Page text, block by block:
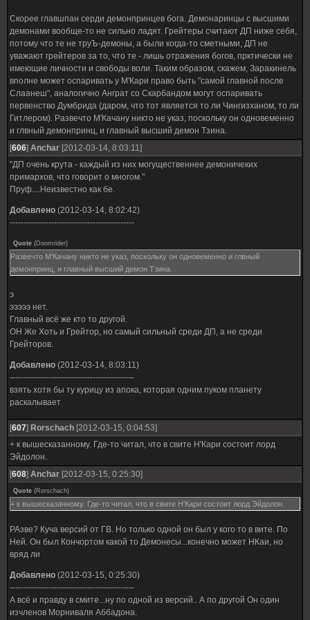
Скорее главшпан серди демонпринцев бога. Демонаринцы с высшими
демонами вообще-то не сильно ладят. Грейтеры считают ДП ниже себя,
потому что те не труЪ-демоны, а были когда-то сметными, ДП не
уважают грейтеров за то, что те - лишь отражения богов, прктически не
имеющие личности и свободы воли. Таким образом, скажем, Заракинель
вполне может оспаривать у М'Кари право быть "самой главной после
Слаанеш", аналогично Анграт со Скарбандом могут оспаривать
первенство Думбрида (даром, что тот является то ли Чингизханом, то ли
Гитлером). Развечто М'Качану никто не указ, поскольку он одновеменно
и глвный демонпринц, и главный высший демон Тзина.
[606] Anchar [2012-03-14, 8:03:11]
"ДП очень крута - каждый из них могущественнее демоничеких
примархов, что говорит о многом."
Пруф....Неизвестно как бе.
Добавлено (2012-03-14, 8:02:42)
---------------------------------------------
Quote (Doomrider)
Развечто М'Качану никто не указ, поскольку он одновеменно и глвный
демонпринц, и главный высший демон Тзина.
э
эээээ нет.
Главный всё же кто то другой.
ОН Же Хоть и Грейтор, но самый сильный среди ДП, а не среди
Грейторов.
Добавлено (2012-03-14, 8:03:11)
---------------------------------------------
взять хотя бы ту курицу из апока, которая одним пуком планету
раскалывает
[607] Rorschach [2012-03-15, 0:04:53]
+ к вышесказанному. Где-то читал, что в свите Н'Кари состоит лорд
Эйдолон.
[608] Anchar [2012-03-15, 0:25:30]
Quote (Rorschach)
+ к вышесказанному. Где-то читал, что в свите Н'Кари состоит лорд Эйдолон.
РАзве? Куча версий от ГВ. Но только одной он был у кого то в вите. По
Ней. Он был Кончортом какой то Демонесы...конечно может НКаи, но
вряд ли
Добавлено (2012-03-15, 0:25:30)
---------------------------------------------
А всё и правду в смите...ну по одной из версий.. А по другой Он один
изчленов Морниваля Аббадона.